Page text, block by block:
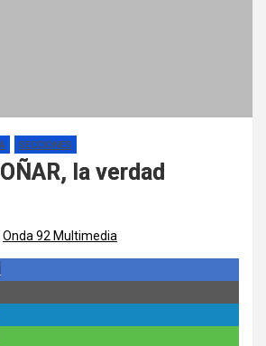
SECCIONES
la verdad
Onda 92 Multimedia